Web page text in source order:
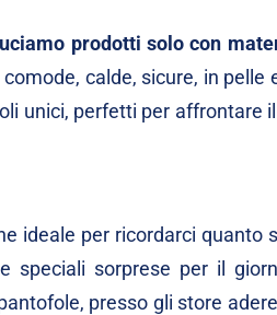
prodotti solo con
calde, sicure, in pelle
unici, perfetti per affrontare
ideale per ricordarci quanto
sorprese per il
presso gli store